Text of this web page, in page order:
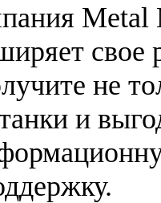
Metal
свое
не
и